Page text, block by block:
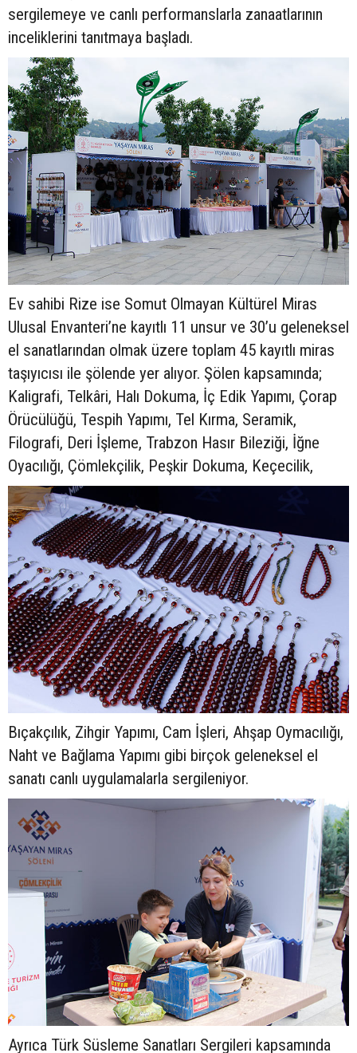
sergilemeye ve canlı performanslarla zanaatlarının
inceliklerini tanıtmaya başladı.
Ev sahibi Rize ise Somut Olmayan Kültürel Miras
Ulusal Envanteri’ne kayıtlı 11 unsur ve 30’u geleneksel
el sanatlarından olmak üzere toplam 45 kayıtlı miras
taşıyıcısı ile şölende yer alıyor. Şölen kapsamında;
Kaligrafi, Telkâri, Halı Dokuma, İç Edik Yapımı, Çorap
Örücülüğü, Tespih Yapımı, Tel Kırma, Seramik,
Filografi, Deri İşleme, Trabzon Hasır Bileziği, İğne
Oyacılığı, Çömlekçilik, Peşkir Dokuma, Keçecilik,
Bıçakçılık, Zihgir Yapımı, Cam İşleri, Ahşap Oymacılığı,
Naht ve Bağlama Yapımı gibi birçok geleneksel el
sanatı canlı uygulamalarla sergileniyor.
Ayrıca Türk Süsleme Sanatları Sergileri kapsamında